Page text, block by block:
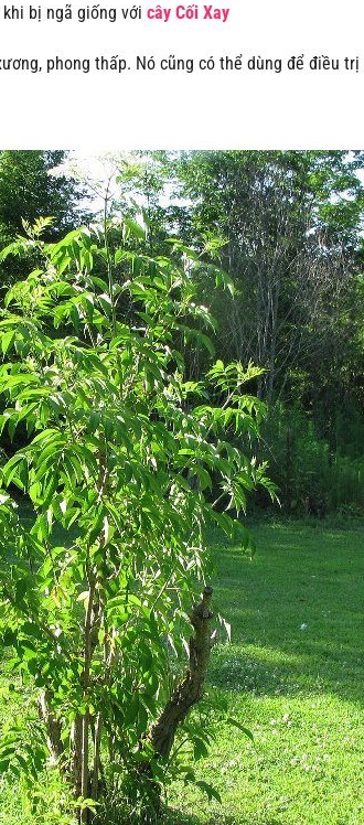
bị ngã giống với cây Cối Xay
phong thấp. Nó cũng có thể dùng để điều trị